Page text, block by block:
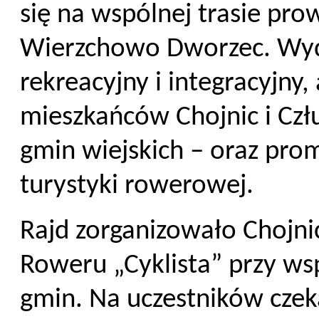
się na wspólnej trasie
Wierzchowo Dworzec.
rekreacyjny i integracyjny,
mieszkańców Chojnic i
gmin wiejskich – oraz
turystyki rowerowej.
Rajd zorganizowało
Roweru „Cyklista” przy
gmin. Na uczestników